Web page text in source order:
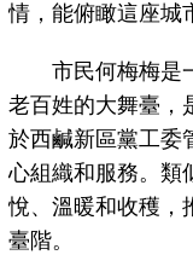
情，能俯瞰這座城
市民何梅梅是一
老百姓的大舞臺，
於西鹹新區黨工委
心組織和服務。類
悅、溫暖和收穫，
臺階。